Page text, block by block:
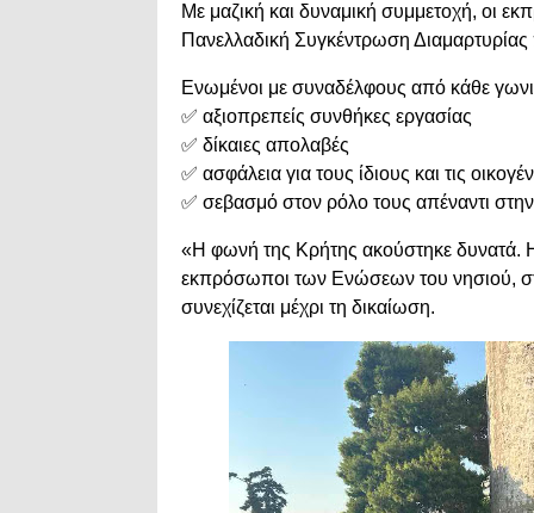
Με μαζική και δυναμική συμμετοχή, οι
Πανελλαδική Συγκέντρωση
Ενωμένοι με συναδέλφους από κάθε
✅ αξιοπρεπείς συνθήκες εργασίας
✅ δίκαιες απολαβές
✅ ασφάλεια για τους ίδιους και τις
✅ σεβασμό στον ρόλο τους απέναντι
«Η φωνή της Κρήτης ακούστηκε δυνατά. Η
εκπρόσωποι των Ενώσεων του νησιού,
συνεχίζεται μέχρι τη δικαίωση.